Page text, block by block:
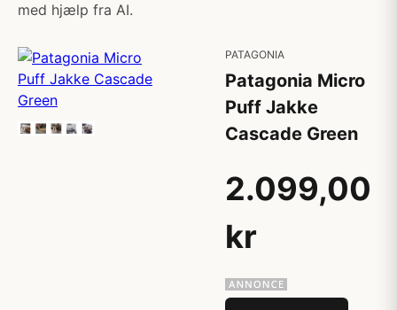
med hjælp fra AI.
PATAGONIA
Patagonia Micro
Puff Jakke
Cascade Green
2.099,00
kr